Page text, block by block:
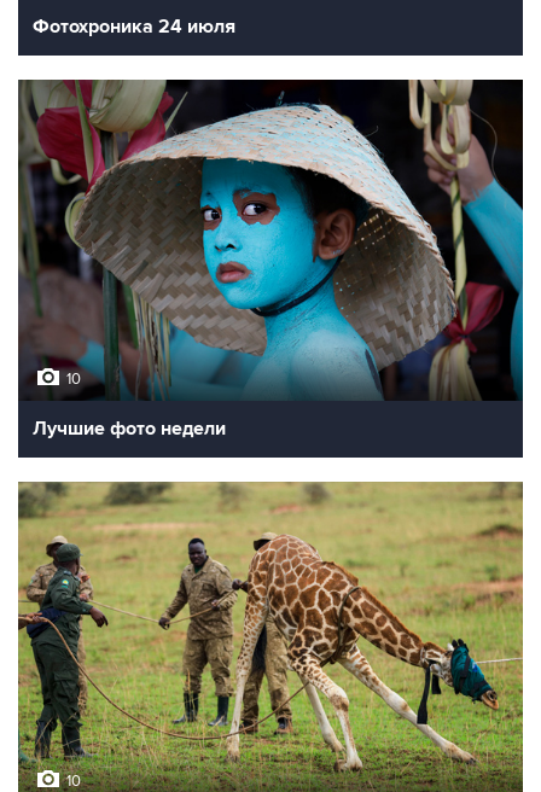
Фотохроника 24 июля
10
Лучшие фото недели
10